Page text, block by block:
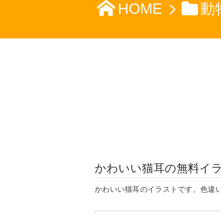
HOME 動
かわいい猫耳の無料イ
かわいい猫耳のイラストです。色違